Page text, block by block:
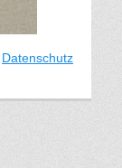
Datenschutz